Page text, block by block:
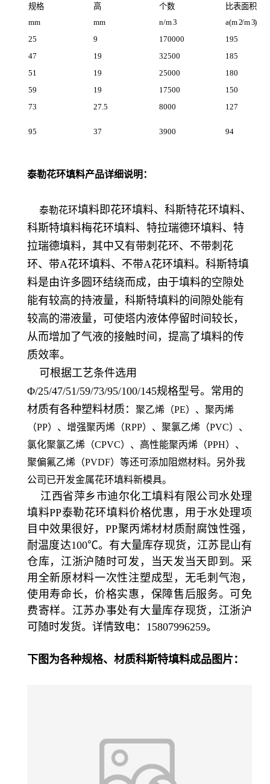
规格
mm
高
mm
个数
n/m3
比表面积
a(m2/m3)
25
9 170000
195
47
19 32500
185
51
19 25000
180
59
19 17500
150
73
27.5 8000 127
95 37 3900 94
泰勒花环填料产品详细说明：
泰勒花环填料即花环填料、科斯特花环填料、
科斯特填料梅花环填料、特拉瑞德环填料、特
拉瑞德填料，其中又有带刺花环、不带刺花
环、带A花环填料、不带A花环填料。科斯特填
料是由许多圆环结绕而成，由于填料的空隙处
能有较高的持液量，科斯特填料的间隙处能有
较高的滞液量，可使塔内液体停留时间较长，
从而增加了气液的接触时间，提高了填料的传
质效率。
可根据工艺条件选用
Φ/25/47/51/59/73/95/100/145规格型号。常用的
材质有各种塑料材质： 聚乙烯（PE）、聚丙烯
（PP）、增强聚丙烯（RPP）、聚氯乙烯（PVC）、
氯化聚氯乙烯（CPVC）、高性能聚丙烯（PPH）、
聚偏氟乙烯（PVDF）等还可添加阻燃材料。另外我
公司已开发金属花环填料新模具。
江西省萍乡市迪尔化工填料有限公司水处理
填料PP泰勒花环填料价格优惠，用于水处理项
目中效果很好，PP聚丙烯材材质耐腐蚀性强，
耐温度达100℃。有大量库存现货，江苏昆山有
仓库，江浙沪随时可发，当天发当天即到。 采
用全新原材料一次性注塑成型，无毛刺气泡，
使用寿命长，价格实惠，保障售后服务。可免
费寄样。江苏办事处有大量库存现货，江浙沪
可随时发货。详情致电：15807996259。
下图为各种规格、材质科斯特填料成品图片：